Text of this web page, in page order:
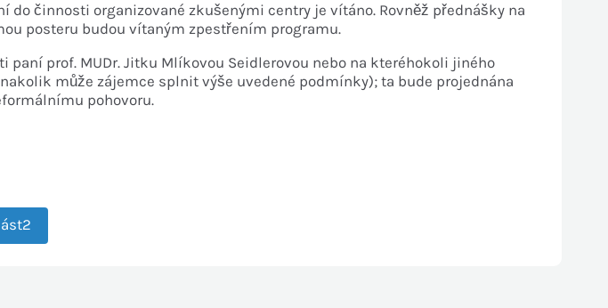
činnosti organizované zkušenými centry je vítáno. Rovněž přednášky na
posteru budou vítaným zpestřením programu.
prof. MUDr. Jitku Mlíkovou Seidlerovou nebo na kteréhokoli jiného
může zájemce splnit výše uvedené podmínky); ta bude projednána
pohovoru.